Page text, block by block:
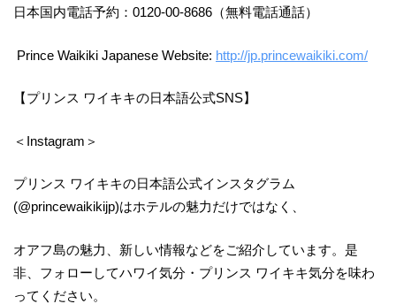
日本国内電話予約：0120-00-8686（無料電話通話）
Prince Waikiki Japanese Website: http://jp.princewaikiki.com/
【プリンス ワイキキの日本語公式SNS】
＜Instagram＞
プリンス ワイキキの日本語公式インスタグラム
(@princewaikikijp)はホテルの魅力だけではなく、
オアフ島の魅力、新しい情報などをご紹介しています。是
非、フォローしてハワイ気分・プリンス ワイキキ気分を味わ
ってください。